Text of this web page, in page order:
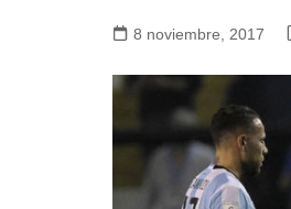
8 noviembre, 2017